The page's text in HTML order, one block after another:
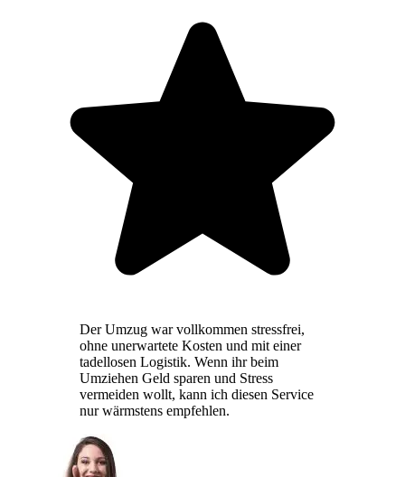
Der Umzug war vollkommen stressfrei,
ohne unerwartete Kosten und mit einer
tadellosen Logistik. Wenn ihr beim
Umziehen Geld sparen und Stress
vermeiden wollt, kann ich diesen Service
nur wärmstens empfehlen.